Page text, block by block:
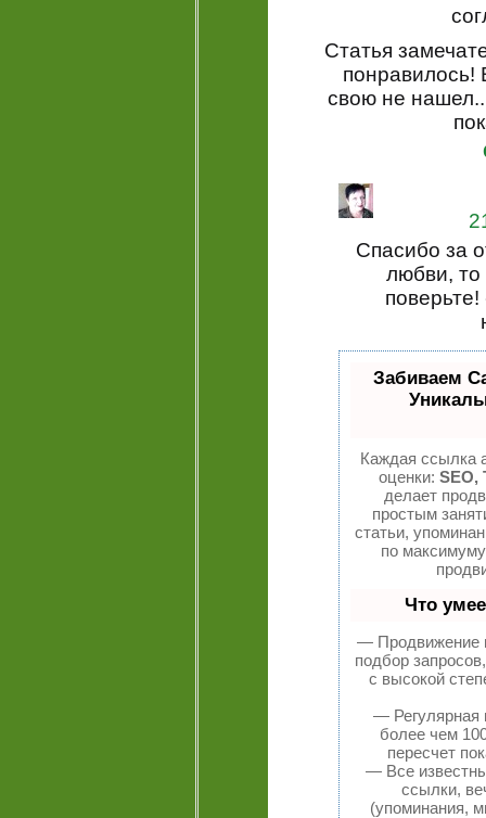
Статья
понравилось!
свою не
Спасибо за
любви, то
Забиваем
Каждая ссылка
оценки: SEO,
делает
простым
статьи,
по
Что
— Продвижение
подбор
с высокой
— Регулярная
более чем
пересчет
— Все
ссылки,
(упоминания,